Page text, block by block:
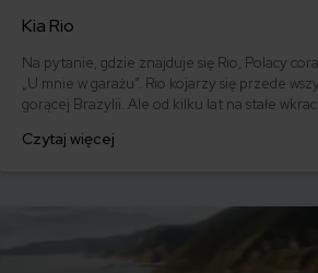
Kia Rio
Na pytanie, gdzie znajduje się Rio, Polacy
„U mnie w garażu”. Rio kojarzy się przede
gorącej Brazylii. Ale od kilku lat na stałe
jakie są wady, zalety, opinie o modelu. Ile
Czytaj więcej